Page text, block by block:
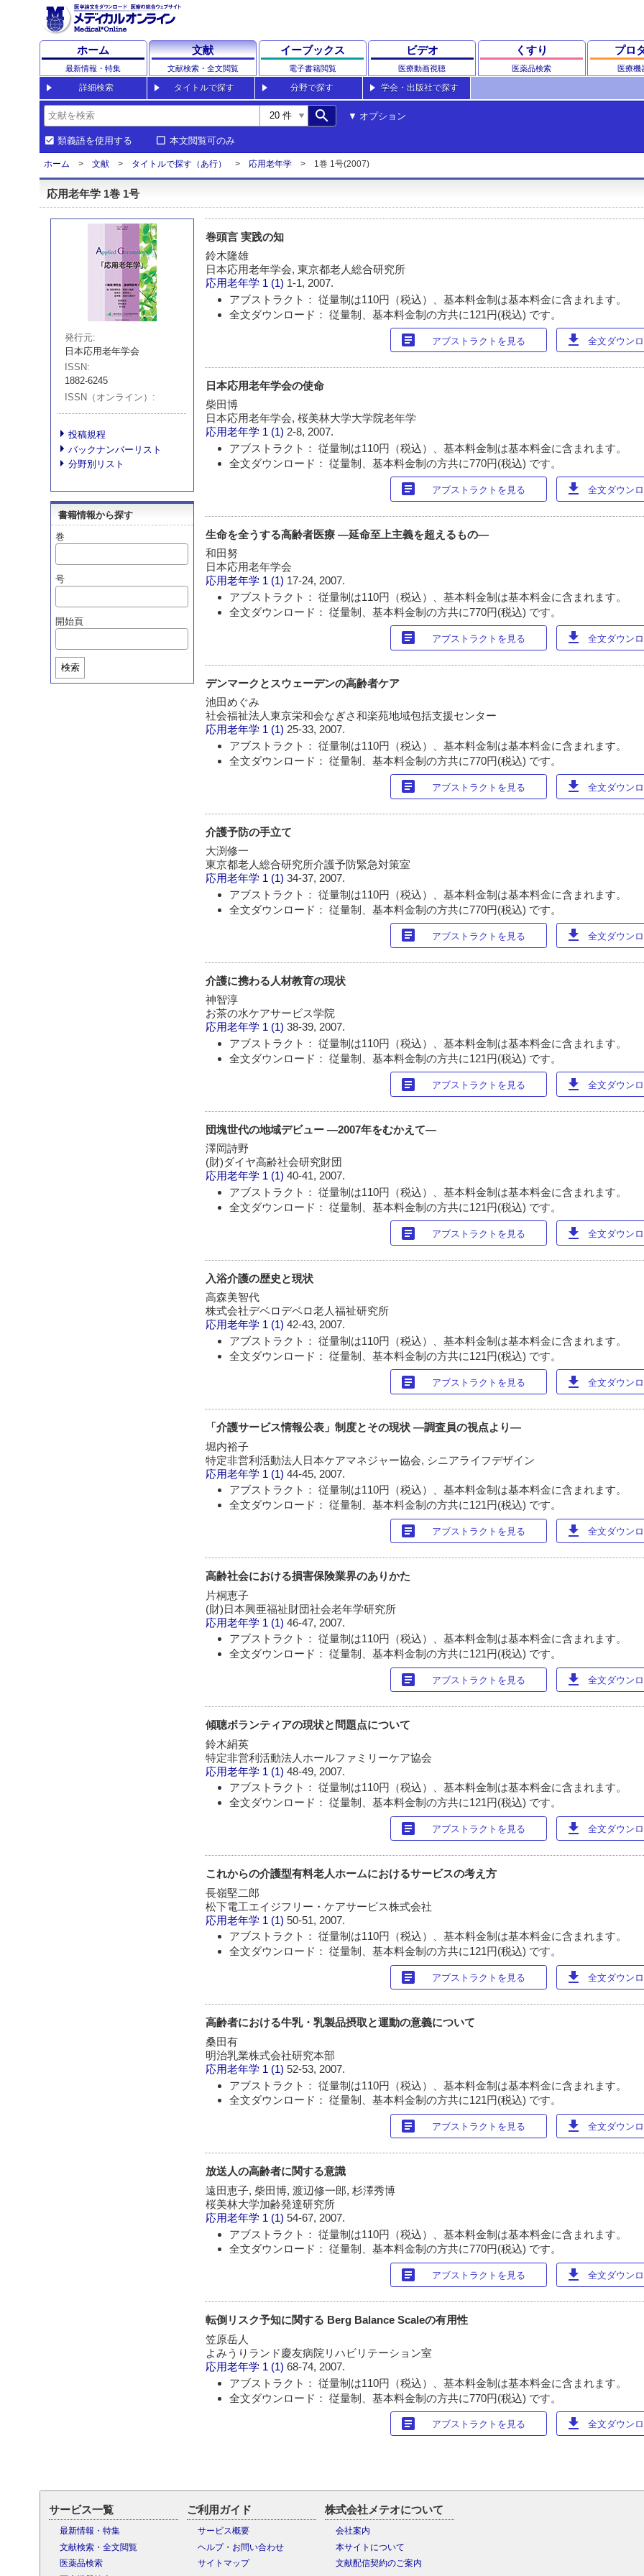
ホーム
最新情報・特集
文献
文献検索・全文閲覧
イーブックス
電子書籍閲覧
ビデオ
医療動画視聴
くすり
医薬品検索
プロ
医療機
詳細検索 タイトルで探す 分野で探す 学会・出版社で探す
search オプション
類義語を使用する 本文閲覧可のみ
ホーム 文献 タイトルで探す（あ行） 応用老年学 1巻 1号(2007)
応用老年学 1巻 1号
発行元
日本応用老年学会
ISSN
1882-6245
ISSN（オンライン）
投稿規程
バックナンバーリスト
分野別リスト
書籍情報から探す
巻
号
開始頁
検索
巻頭言 実践の知
鈴木隆雄
日本応用老年学会, 東京都老人総合研究所
応用老年学 1 (1) 1-1, 2007.
アブストラクト： 従量制は110円（税込）、基本料金制は基本料金に含まれます。
全文ダウンロード： 従量制、基本料金制の方共に121円(税込) です。
article アブストラクトを見る download 全文ダウン
日本応用老年学会の使命
柴田博
日本応用老年学会, 桜美林大学大学院老年学
応用老年学 1 (1) 2-8, 2007.
アブストラクト： 従量制は110円（税込）、基本料金制は基本料金に含まれます。
全文ダウンロード： 従量制、基本料金制の方共に770円(税込) です。
article アブストラクトを見る download 全文ダウン
生命を全うする高齢者医療 ―延命至上主義を超えるもの―
和田努
日本応用老年学会
応用老年学 1 (1) 17-24, 2007.
アブストラクト： 従量制は110円（税込）、基本料金制は基本料金に含まれます。
全文ダウンロード： 従量制、基本料金制の方共に770円(税込) です。
article アブストラクトを見る download 全文ダウン
デンマークとスウェーデンの高齢者ケア
池田めぐみ
社会福祉法人東京栄和会なぎさ和楽苑地域包括支援センター
応用老年学 1 (1) 25-33, 2007.
アブストラクト： 従量制は110円（税込）、基本料金制は基本料金に含まれます。
全文ダウンロード： 従量制、基本料金制の方共に770円(税込) です。
article アブストラクトを見る download 全文ダウン
介護予防の手立て
大渕修一
東京都老人総合研究所介護予防緊急対策室
応用老年学 1 (1)34-37, 2007.
アブストラクト： 従量制は110円（税込）、基本料金制は基本料金に含まれます。
全文ダウンロード： 従量制、基本料金制の方共に770円(税込) です。
article アブストラクトを見る download 全文ダウン
介護に携わる人材教育の現状
神智淳
お茶の水ケアサービス学院
応用老年学 1 (1)38-39, 2007.
アブストラクト： 従量制は110円（税込）、基本料金制は基本料金に含まれます。
全文ダウンロード： 従量制、基本料金制の方共に121円(税込) です。
article アブストラクトを見る download 全文ダウン
団塊世代の地域デビュー ―2007年をむかえて―
澤岡詩野
(財)ダイヤ高齢社会研究財団
応用老年学 1 (1)40-41, 2007.
アブストラクト： 従量制は110円（税込）、基本料金制は基本料金に含まれます。
全文ダウンロード： 従量制、基本料金制の方共に121円(税込) です。
article アブストラクトを見る download 全文ダウン
入浴介護の歴史と現状
高森美智代
株式会社デベロデベロ老人福祉研究所
応用老年学 1 (1)42-43, 2007.
アブストラクト： 従量制は110円（税込）、基本料金制は基本料金に含まれます。
全文ダウンロード： 従量制、基本料金制の方共に121円(税込) です。
article アブストラクトを見る download 全文ダウン
「介護サービス情報公表」制度とその現状 ―調査員の視点より―
堀内裕子
特定非営利活動法人日本ケアマネジャー協会, シニアライフデザイン
応用老年学 1 (1)44-45, 2007.
アブストラクト： 従量制は110円（税込）、基本料金制は基本料金に含まれます。
全文ダウンロード： 従量制、基本料金制の方共に121円(税込) です。
article アブストラクトを見る download 全文ダウン
高齢社会における損害保険業界のありかた
片桐恵子
(財)日本興亜福祉財団社会老年学研究所
応用老年学 1 (1)46-47, 2007.
アブストラクト： 従量制は110円（税込）、基本料金制は基本料金に含まれます。
全文ダウンロード： 従量制、基本料金制の方共に121円(税込) です。
article アブストラクトを見る download 全文ダウン
傾聴ボランティアの現状と問題点について
鈴木絹英
特定非営利活動法人ホールファミリーケア協会
応用老年学 1 (1)48-49, 2007.
アブストラクト： 従量制は110円（税込）、基本料金制は基本料金に含まれます。
全文ダウンロード： 従量制、基本料金制の方共に121円(税込) です。
article アブストラクトを見る download 全文ダウン
これからの介護型有料老人ホームにおけるサービスの考え方
長嶺堅二郎
松下電工エイジフリー・ケアサービス株式会社
応用老年学 1 (1)50-51, 2007.
アブストラクト： 従量制は110円（税込）、基本料金制は基本料金に含まれます。
全文ダウンロード： 従量制、基本料金制の方共に121円(税込) です。
article アブストラクトを見る download 全文ダウン
高齢者における牛乳・乳製品摂取と運動の意義について
桑田有
明治乳業株式会社研究本部
応用老年学 1 (1)52-53, 2007.
アブストラクト： 従量制は110円（税込）、基本料金制は基本料金に含まれます。
全文ダウンロード： 従量制、基本料金制の方共に121円(税込) です。
article アブストラクトを見る download 全文ダウン
放送人の高齢者に関する意識
遠田恵子, 柴田博, 渡辺修一郎, 杉澤秀博
桜美林大学加齢発達研究所
応用老年学 1 (1)54-67, 2007.
アブストラクト： 従量制は110円（税込）、基本料金制は基本料金に含まれます。
全文ダウンロード： 従量制、基本料金制の方共に770円(税込) です。
article アブストラクトを見る download 全文ダウン
転倒リスク予知に関する Berg Balance Scaleの有用性
笠原岳人
よみうりランド慶友病院リハビリテーション室
応用老年学 1 (1)68-74, 2007.
アブストラクト： 従量制は110円（税込）、基本料金制は基本料金に含まれます。
全文ダウンロード： 従量制、基本料金制の方共に770円(税込) です。
article アブストラクトを見る download 全文ダウン
サービス一覧
最新情報・特集
文献検索・全文閲覧
医薬品検索
ご利用ガイド
サービス概要
ヘルプ・お問い合わせ
サイトマップ
株式会社メテオについて
会社案内
本サイトについて
文献配信契約のご案内